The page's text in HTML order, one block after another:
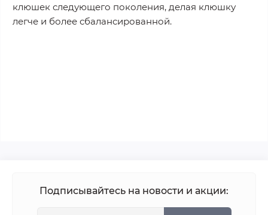
клюшек следующего поколения, делая клюшку
легче и более сбалансированной.
Подписывайтесь на новости и акции: